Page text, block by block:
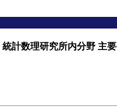
統計数理研究所内分野 主